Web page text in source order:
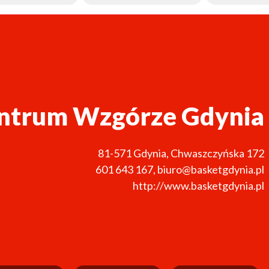
Wzgórze Gdynia
81-571Gdynia, Chwaszczyńska 172
601 643 167, biuro@basketgdynia.pl
http://www.basketgdynia.pl